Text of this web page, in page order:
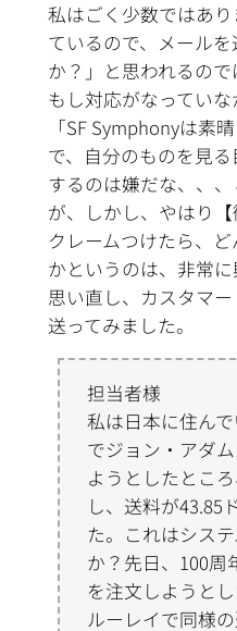
私はごく少数ではあ
ているので、メール
か？」と思われるので
もし対応がなってい
「SF Symphonyは素
で、自分のものを見
するのは嫌だな、、、
が、しかし、やはり【
クレームつけたら、
かというのは、非常
思い直し、カスタマ
送ってみました。
担当者様
私は日本に住ん
でジョン・アダ
ようとしたとこ
し、送料が43.85
た。これはシス
か？先日、100周
を注文しようと
ルーレイで同様